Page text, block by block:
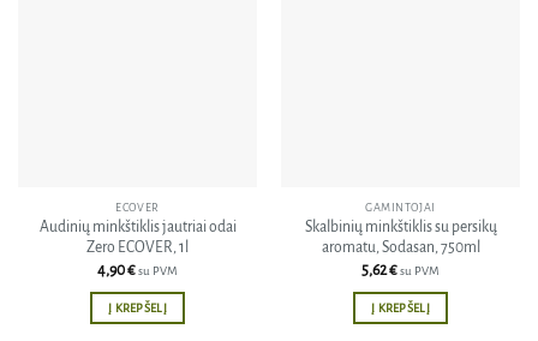
ECOVER
Audinių minkštiklis jautriai odai
Zero ECOVER, 1l
4,90€su PVM
Į KREPŠELĮ
GAMINTOJAI
Skalbinių minkštiklis su persikų
aromatu, Sodasan, 750ml
5,62€su PVM
Į KREPŠELĮ